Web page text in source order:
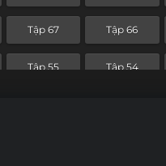
Tập 67 Tập 66
Tập 55 Tập 54